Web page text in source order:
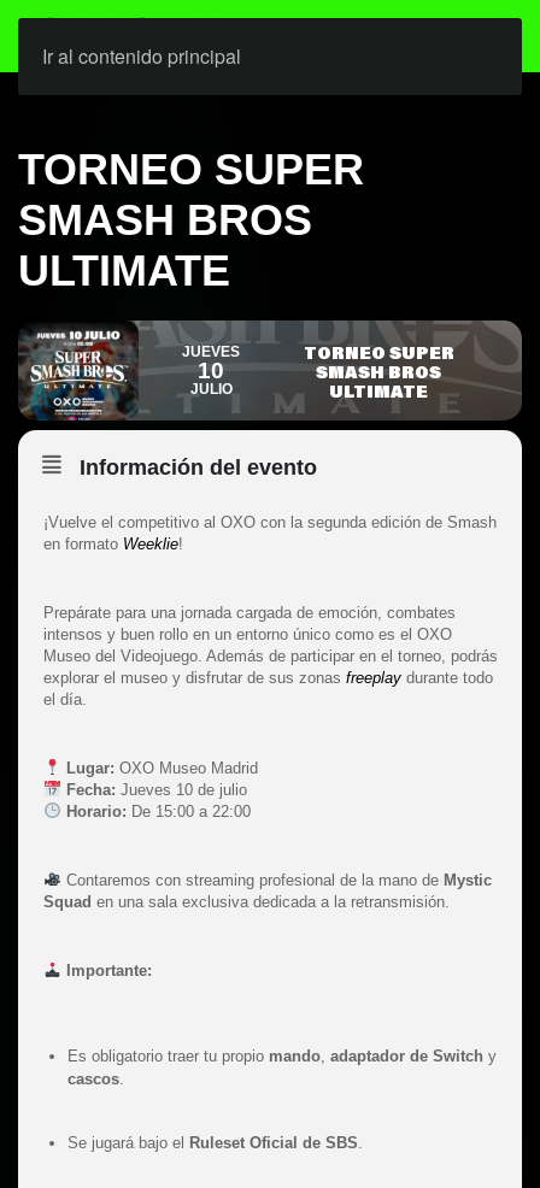
Ir al contenido principal
TORNEO SUPER
SMASH BROS
ULTIMATE
JUEVES
10
JULIO
TORNEO SUPER
SMASH BROS
ULTIMATE
Información del evento
¡Vuelve el competitivo al OXO con la segunda edición de Smash
en formato Weeklie!
Prepárate para una jornada cargada de emoción, combates
intensos y buen rollo en un entorno único como es el OXO
Museo del Videojuego. Además de participar en el torneo, podrás
explorar el museo y disfrutar de sus zonas freeplay durante todo
el día.
Lugar: OXO Museo Madrid
Fecha: Jueves 10 de julio
Horario: De 15:00 a 22:00
Contaremos con streaming profesional de la mano de Mystic
Squad en una sala exclusiva dedicada a la retransmisión.
Importante:
Es obligatorio traer tu propio mando, adaptador de Switch y
cascos.
Se jugará bajo el Ruleset Oficial de SBS.